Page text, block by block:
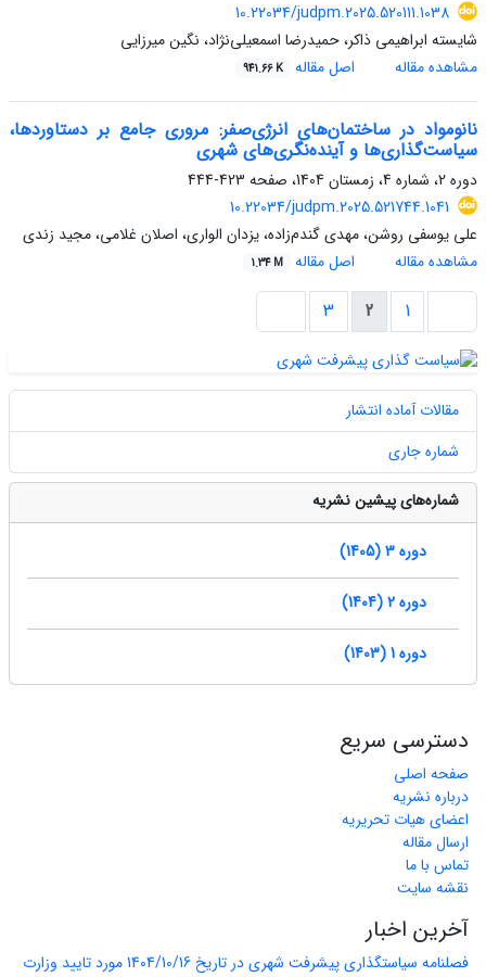
10.22034/judpm.2025.520111.1038
شایسته ابراهیمی ذاکر، حمیدرضا اسمعیلی‌نژاد، نگین میرزایی
مشاهده مقاله
اصل مقاله 941.66 K
نانومواد در ساختمان‌های انرژی‌صفر: مروری جامع بر دستاوردها،
سیاست‌گذاری‌ها و آینده‌نگری‌های شهری
دوره 2، شماره 4، زمستان 1404، صفحه
423-444
10.22034/judpm.2025.521744.1041
علی یوسفی روشن، مهدی گندم‌زاده، یزدان الواری، اصلان غلامی، مجید زندی
مشاهده مقاله
اصل مقاله 1.34 M
1
2
3
مقالات آماده انتشار
شماره جاری
شماره‌های پیشین نشریه
دوره 3 (1405)
دوره 2 (1404)
دوره 1 (1403)
دسترسی سریع
صفحه اصلی
درباره نشریه
اعضای هیات تحریریه
ارسال مقاله
تماس با ما
نقشه سایت
آخرین اخبار
فصلنامه سیاستگذاری پیشرفت شهری در تاریخ 1404/10/16 مورد تایید وزارت